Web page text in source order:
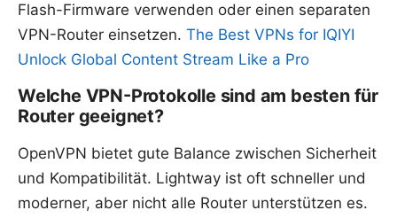
Flash-Firmware verwenden oder einen separaten
VPN-Router einsetzen. The Best VPNs for IQIYI
Unlock Global Content Stream Like a Pro
Welche VPN-Protokolle sind am besten für
Router geeignet?
OpenVPN bietet gute Balance zwischen Sicherheit
und Kompatibilität. Lightway ist oft schneller und
moderner, aber nicht alle Router unterstützen es.